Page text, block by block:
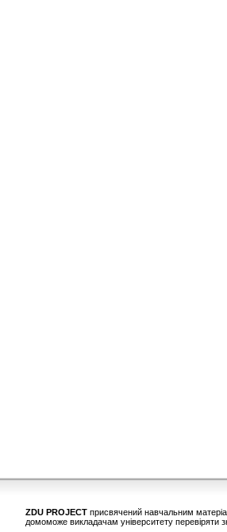
ZDU PROJECT присвячений навчальним
домоможе викладачам університету перевіряти